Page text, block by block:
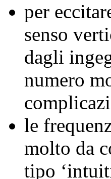
per
senso
dagli
numero
le
molto da
tipo